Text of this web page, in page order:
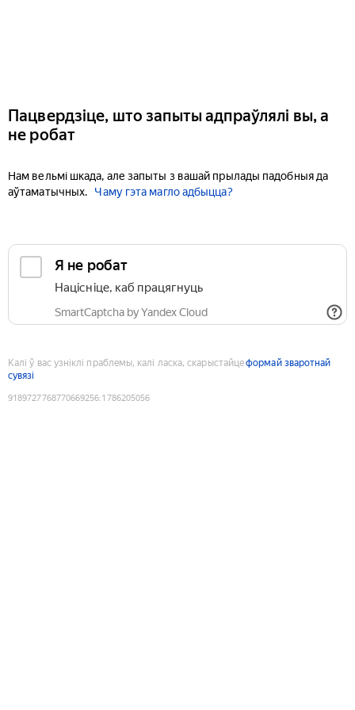
Пацвердзіце, што запыты адпраўлялі вы, а
не робат
Нам вельмі шкада, але запыты з вашай прылады падобныя да
аўтаматычных.
Чаму гэта магло адбыцца?
Я не робат
Націсніце, каб працягнуць
SmartCaptcha by Yandex Cloud
Калі ў вас узніклі праблемы, калі ласка, скарыстайцеформай зваротнай
сувязі
9189727768770669256:1786205056